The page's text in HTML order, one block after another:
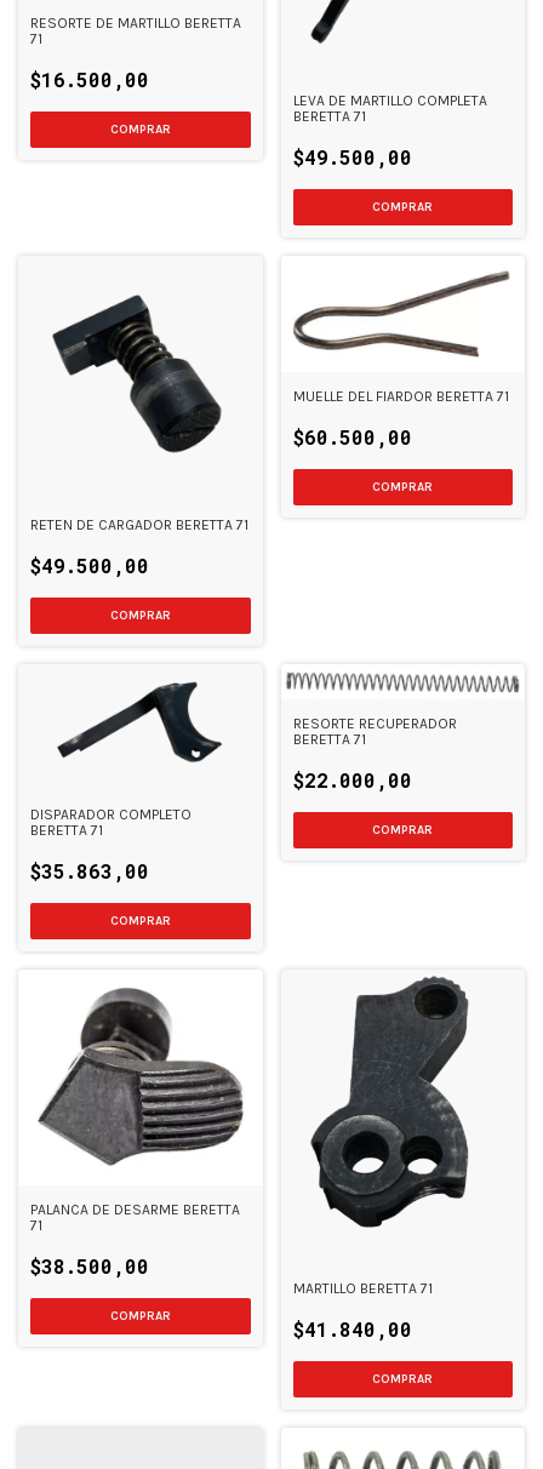
RESORTE DE MARTILLO BERETTA
71
$16.500,00
LEVA DE MARTILLO COMPLETA
BERETTA 71
$49.500,00
RETEN DE CARGADOR BERETTA 71
$49.500,00
MUELLE DEL FIARDOR BERETTA 71
$60.500,00
DISPARADOR COMPLETO
BERETTA 71
$35.863,00
RESORTE RECUPERADOR
BERETTA 71
$22.000,00
PALANCA DE DESARME BERETTA
71
$38.500,00
MARTILLO BERETTA 71
$41.840,00